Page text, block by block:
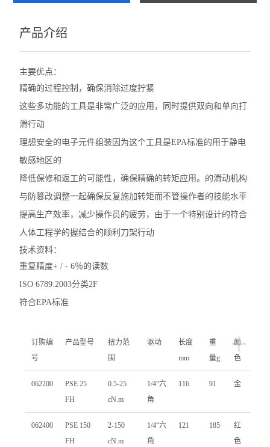
产品介绍
主要优点：
精确的过程控制，确保消除过度拧紧
这些多功能的工具是非常广泛的应用，同时提供双向和单向打
滑行动
理想安全的电子元件组装因为这个工具是EPA标准的用于静电
敏感地区的
降低保修和返工的可能性，确保精确的转矩应用。 的滑动机构
与防篡改调整一起确保反复施加转矩而不管操作者的技能水平
提高生产效率，减少操作员的疲劳，由于一个特别设计的符合
人体工程学的握结合的顺利刀架行动
技术资料：
重复精度+ / - 6％的读数
ISO 6789:2003分类2F
符合EPA标准
+
订购编
号
产品型号
扭力范
围
驱动
长度
mm
重
量g
颜
色
062200
PSE 25
FH
0.5-25
cN.m
1/4“六
角
116 91 金
062400
PSE 150
FH
2-150
cN.m
1/4“六
角
121 185
红
色